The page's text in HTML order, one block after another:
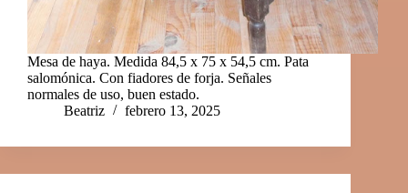
Mesa de haya. Medida 84,5 x 75 x 54,5 cm. Pata
salomónica. Con fiadores de forja. Señales
normales de uso, buen estado.
Beatriz
febrero 13, 2025